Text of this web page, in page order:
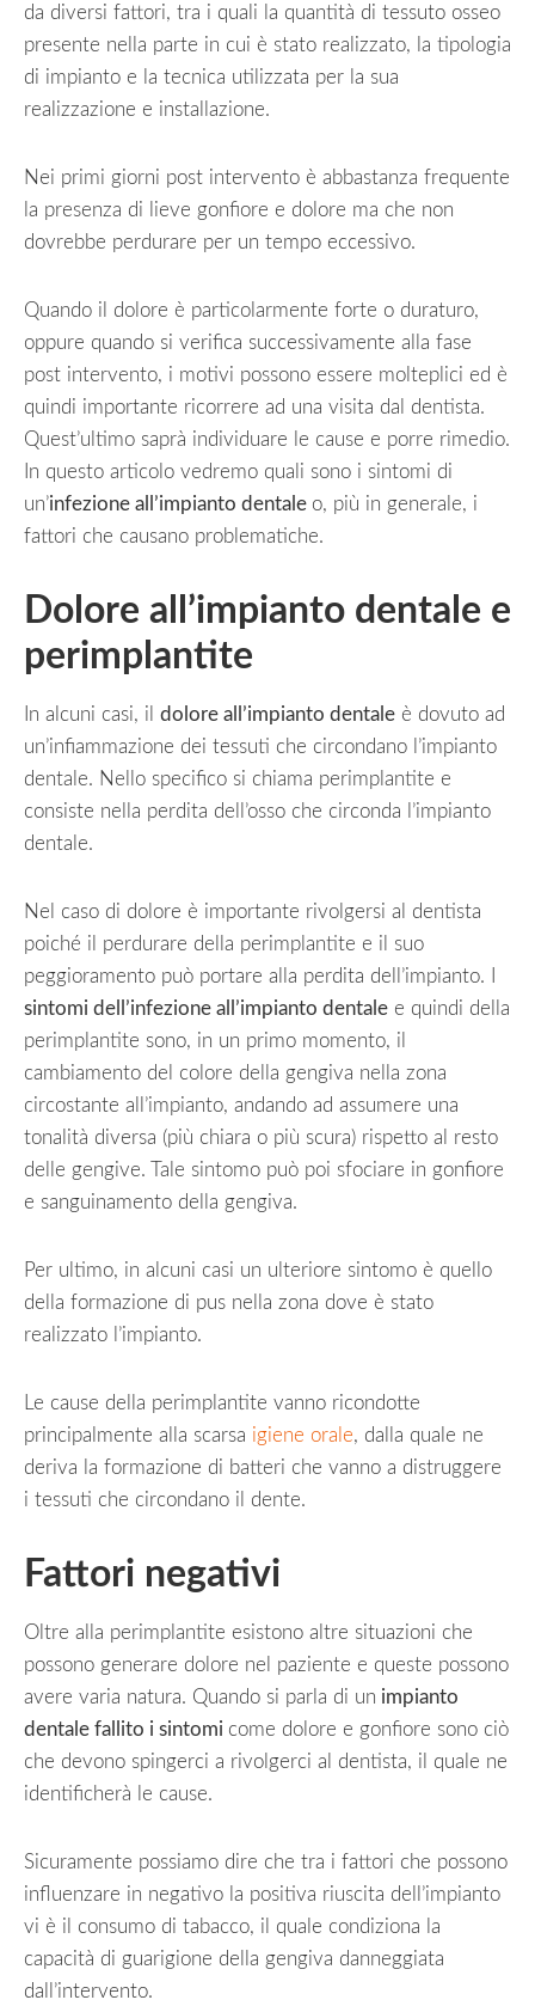
da diversi fattori, tra i quali la quantità di tessuto osseo
presente nella parte in cui è stato realizzato, la tipologia
di impianto e la tecnica utilizzata per la sua
realizzazione e installazione.
Nei primi giorni post intervento è abbastanza frequente
la presenza di lieve gonfiore e dolore ma che non
dovrebbe perdurare per un tempo eccessivo.
Quando il dolore è particolarmente forte o duraturo,
oppure quando si verifica successivamente alla fase
post intervento, i motivi possono essere molteplici ed è
quindi importante ricorrere ad una visita dal dentista.
Quest’ultimo saprà individuare le cause e porre rimedio.
In questo articolo vedremo quali sono i sintomi di
un’infezione all’impianto dentale o, più in generale, i
fattori che causano problematiche.
Dolore all’impianto dentale e
perimplantite
In alcuni casi, il dolore all’impianto dentale è dovuto ad
un’infiammazione dei tessuti che circondano l’impianto
dentale. Nello specifico si chiama perimplantite e
consiste nella perdita dell’osso che circonda l’impianto
dentale.
Nel caso di dolore è importante rivolgersi al dentista
poiché il perdurare della perimplantite e il suo
peggioramento può portare alla perdita dell’impianto. I
sintomi dell’infezione all’impianto dentale e quindi della
perimplantite sono, in un primo momento, il
cambiamento del colore della gengiva nella zona
circostante all’impianto, andando ad assumere una
tonalità diversa (più chiara o più scura) rispetto al resto
delle gengive. Tale sintomo può poi sfociare in gonfiore
e sanguinamento della gengiva.
Per ultimo, in alcuni casi un ulteriore sintomo è quello
della formazione di pus nella zona dove è stato
realizzato l’impianto.
Le cause della perimplantite vanno ricondotte
principalmente alla scarsa igiene orale, dalla quale ne
deriva la formazione di batteri che vanno a distruggere
i tessuti che circondano il dente.
Fattori negativi
Oltre alla perimplantite esistono altre situazioni che
possono generare dolore nel paziente e queste possono
avere varia natura. Quando si parla di un impianto
dentale fallito i sintomi come dolore e gonfiore sono ciò
che devono spingerci a rivolgerci al dentista, il quale ne
identificherà le cause.
Sicuramente possiamo dire che tra i fattori che possono
influenzare in negativo la positiva riuscita dell’impianto
vi è il consumo di tabacco, il quale condiziona la
capacità di guarigione della gengiva danneggiata
dall’intervento.